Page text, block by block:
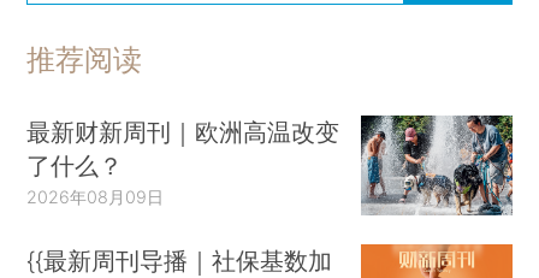
推荐阅读
最新财新周刊｜欧洲高温改变
了什么？
2026年08月09日
{{最新周刊导播｜社保基数加